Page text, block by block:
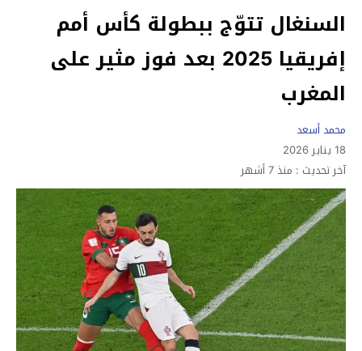
السنغال تتوّج ببطولة كأس أمم
إفريقيا 2025 بعد فوز مثير على
المغرب
محمد أسعد
18 يناير 2026
آخر تحديث : منذ 7 أشهر